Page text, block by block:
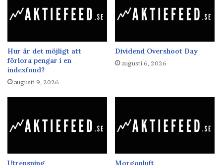
Hur är det möjligt att
förlora pengar i en
indexfond?
augusti 9, 2026
Dividend Overshoot Day
augusti 6, 2026
Utrensning Morgonluft